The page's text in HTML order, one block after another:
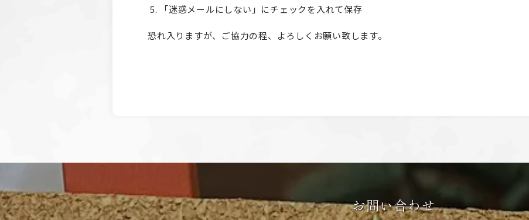
「迷惑メールにしない」にチェックを入れて保存
恐れ入りますが、ご協力の程、よろしくお願い致します。
お問い合わせ